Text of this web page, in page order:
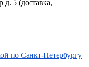
д. 5 (доставка,
по Санкт-Петербургу